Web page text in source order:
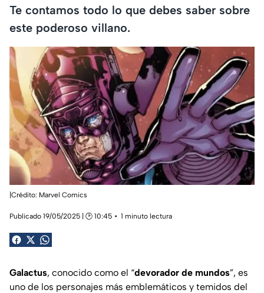
Te contamos todo lo que debes saber sobre
este poderoso villano.
|Crédito: Marvel Comics
Publicado 19/05/2025 | 🕑 10:45 1 minuto lectura
Galactus, conocido como el “devorador de mundos”, es
uno de los personajes más emblemáticos y temidos del